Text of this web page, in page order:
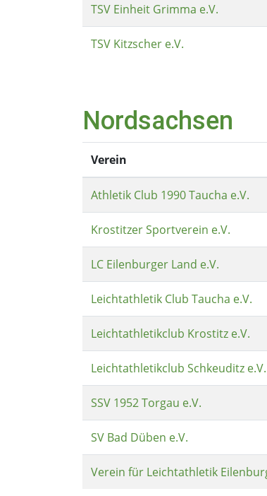
TSV Einheit Grimma e.V.
TSV Kitzscher e.V.
Nordsachsen
Verein
Athletik Club 1990 Taucha e.V.
Krostitzer Sportverein e.V.
LC Eilenburger Land e.V.
Leichtathletik Club Taucha e.V.
Leichtathletikclub Krostitz e.V.
Leichtathletikclub Schkeuditz e.V.
SSV 1952 Torgau e.V.
SV Bad Düben e.V.
Verein für Leichtathletik